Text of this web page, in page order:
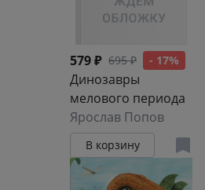
579 ₽ 695 ₽ - 17%
Динозавры
мелового периода
Ярослав Попов
В корзину